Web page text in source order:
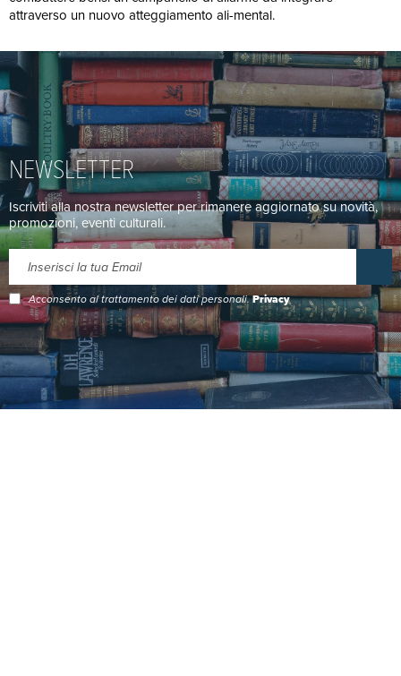
attraverso un nuovo atteggiamento ali-mental.
NEWSLETTER
Iscriviti alla nostra newsletter per rimanere aggiornato su novità,
promozioni, eventi culturali.
Acconsento al trattamento dei dati personali.Privacy